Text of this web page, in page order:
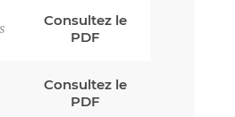
Consultez le
PDF
Consultez le
PDF